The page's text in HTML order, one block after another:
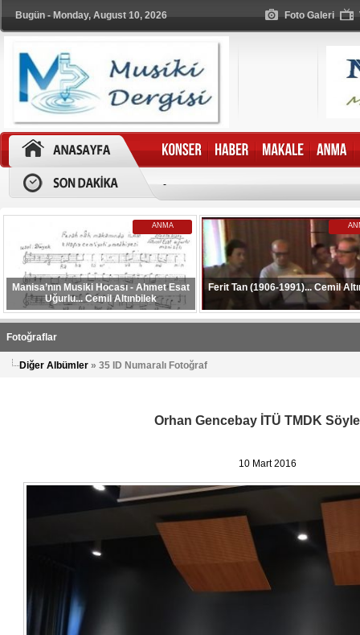
Bugün - Monday, August 10, 2026 Foto Galeri
-
ANMA
Manisa’nın Musiki Hocası - Ahmet Esat
Uğurlu... Cemil Altınbilek
Ferit Tan (1906-1991)... Cemil
Fotoğraflar
Diğer Albümler » 35 ID Numaralı Fotoğraf
Orhan Gencebay İTÜ TMDK
10 Mart 2016